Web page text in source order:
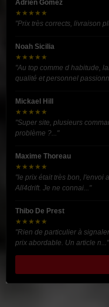
Adrien Gomez
★★★★★
"Prix très corrects, livraison
Noah Sicilia
★★★★★
"Au top comme d habitude,
qualité et personnel
Mickael Hill
★★★★★
"Super site, plusieurs
problème ?..."
Maxime Thoreau
★★★★★
"le prix était très bon, l'envoi
All4drift. Je ne connai..."
Thibo De Prest
★★★★★
"Rien de particulier à
prix abordable. Un article n..."